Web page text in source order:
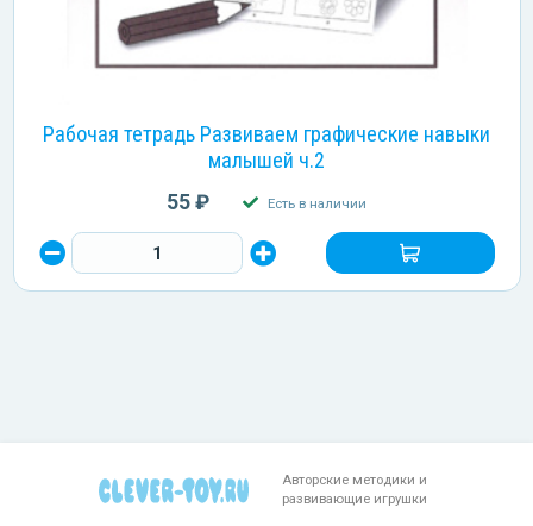
Рабочая тетрадь Развиваем графические навыки
малышей ч.2
55 ₽ Есть в наличии
Авторские методики и
развивающие игрушки